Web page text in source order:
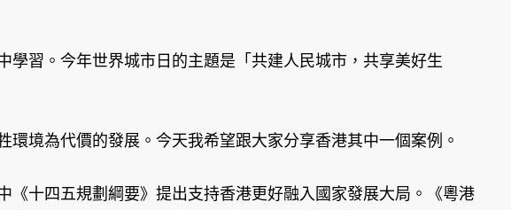
習。今年世界城市日的主題是「共建人民城市，共享美好生
境為代價的發展。今天我希望跟大家分享香港其中一個案例。
十四五規劃綱要》提出支持香港更好融入國家發展大局。《粵港